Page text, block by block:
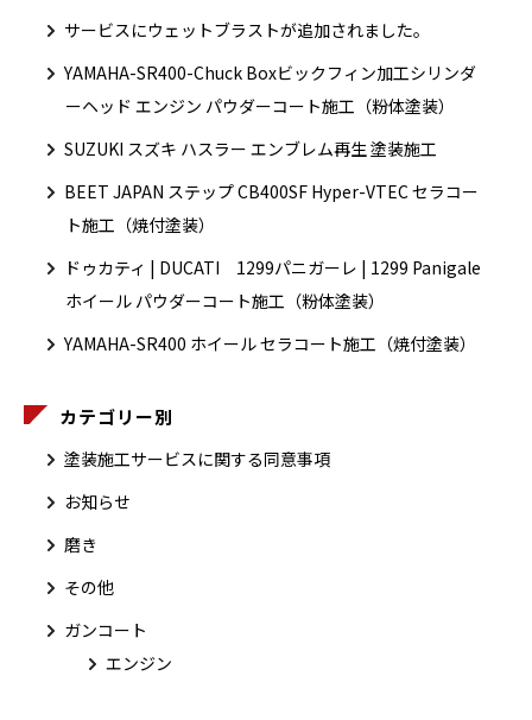
サービスにウェットブラストが追加されました。
YAMAHA-SR400-Chuck Boxビックフィン加工シリンダ
ーヘッド エンジン パウダーコート施工（粉体塗装）
SUZUKI スズキ ハスラー エンブレム再生 塗装施工
BEET JAPAN ステップ CB400SF Hyper-VTEC セラコー
ト施工（焼付塗装）
ドゥカティ | DUCATI 1299パニガーレ | 1299 Panigale
ホイール パウダーコート施工（粉体塗装）
YAMAHA-SR400 ホイール セラコート施工（焼付塗装）
カテゴリー別
塗装施工サービスに関する同意事項
お知らせ
磨き
その他
ガンコート
エンジン